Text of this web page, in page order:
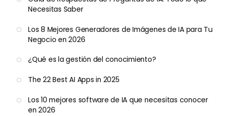
Necesitas Saber
Los 8 Mejores Generadores de Imágenes de IA para Tu
Negocio en 2026
¿Qué es la gestión del conocimiento?
The 22 Best AI Apps in 2025
Los 10 mejores software de IA que necesitas conocer
en 2026